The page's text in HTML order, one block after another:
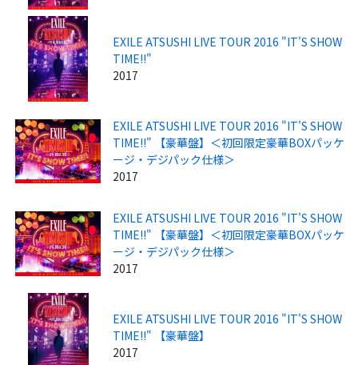
EXILE ATSUSHI LIVE TOUR 2016 "IT'S SHOW
TIME!!"
2017
EXILE ATSUSHI LIVE TOUR 2016 "IT'S SHOW
TIME!!" 【豪華盤】＜初回限定豪華BOXパッケ
ージ・デジパック仕様＞
2017
EXILE ATSUSHI LIVE TOUR 2016 "IT'S SHOW
TIME!!" 【豪華盤】＜初回限定豪華BOXパッケ
ージ・デジパック仕様＞
2017
EXILE ATSUSHI LIVE TOUR 2016 "IT'S SHOW
TIME!!" 【豪華盤】
2017